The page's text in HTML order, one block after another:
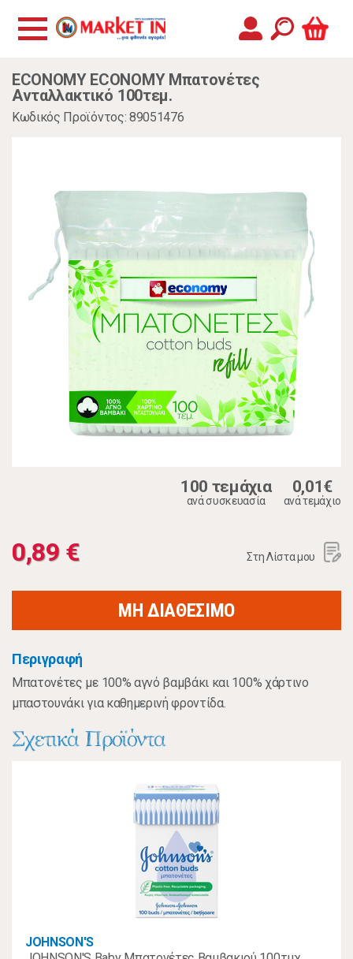
ECONOMY ECONOMY Μπατονέτες
Ανταλλακτικό 100τεμ.
Κωδικός Προϊόντος: 89051476
100 τεμάχια
ανά συσκευασία
0,01€
ανά τεμάχιο
0,89 € Στη Λίστα μου
ΜΗ ΔΙΑΘΕΣΙΜΟ
Περιγραφή
Μπατονέτες με 100% αγνό βαμβάκι και 100% χάρτινο
μπαστουνάκι για καθημερινή φροντίδα.
Σχετικά Προϊόντα
JOHNSON'S